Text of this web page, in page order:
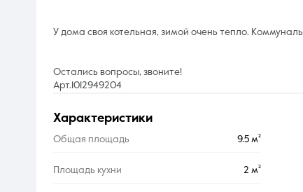
характеристики
Общая площадь 9.5 м²
Площадь кухни 2 м²
У дома своя котельная, зимой очень тепло.
Остались вопросы, звоните!
Арт.1012949204